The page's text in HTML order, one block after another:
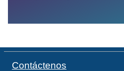
Contáctenos